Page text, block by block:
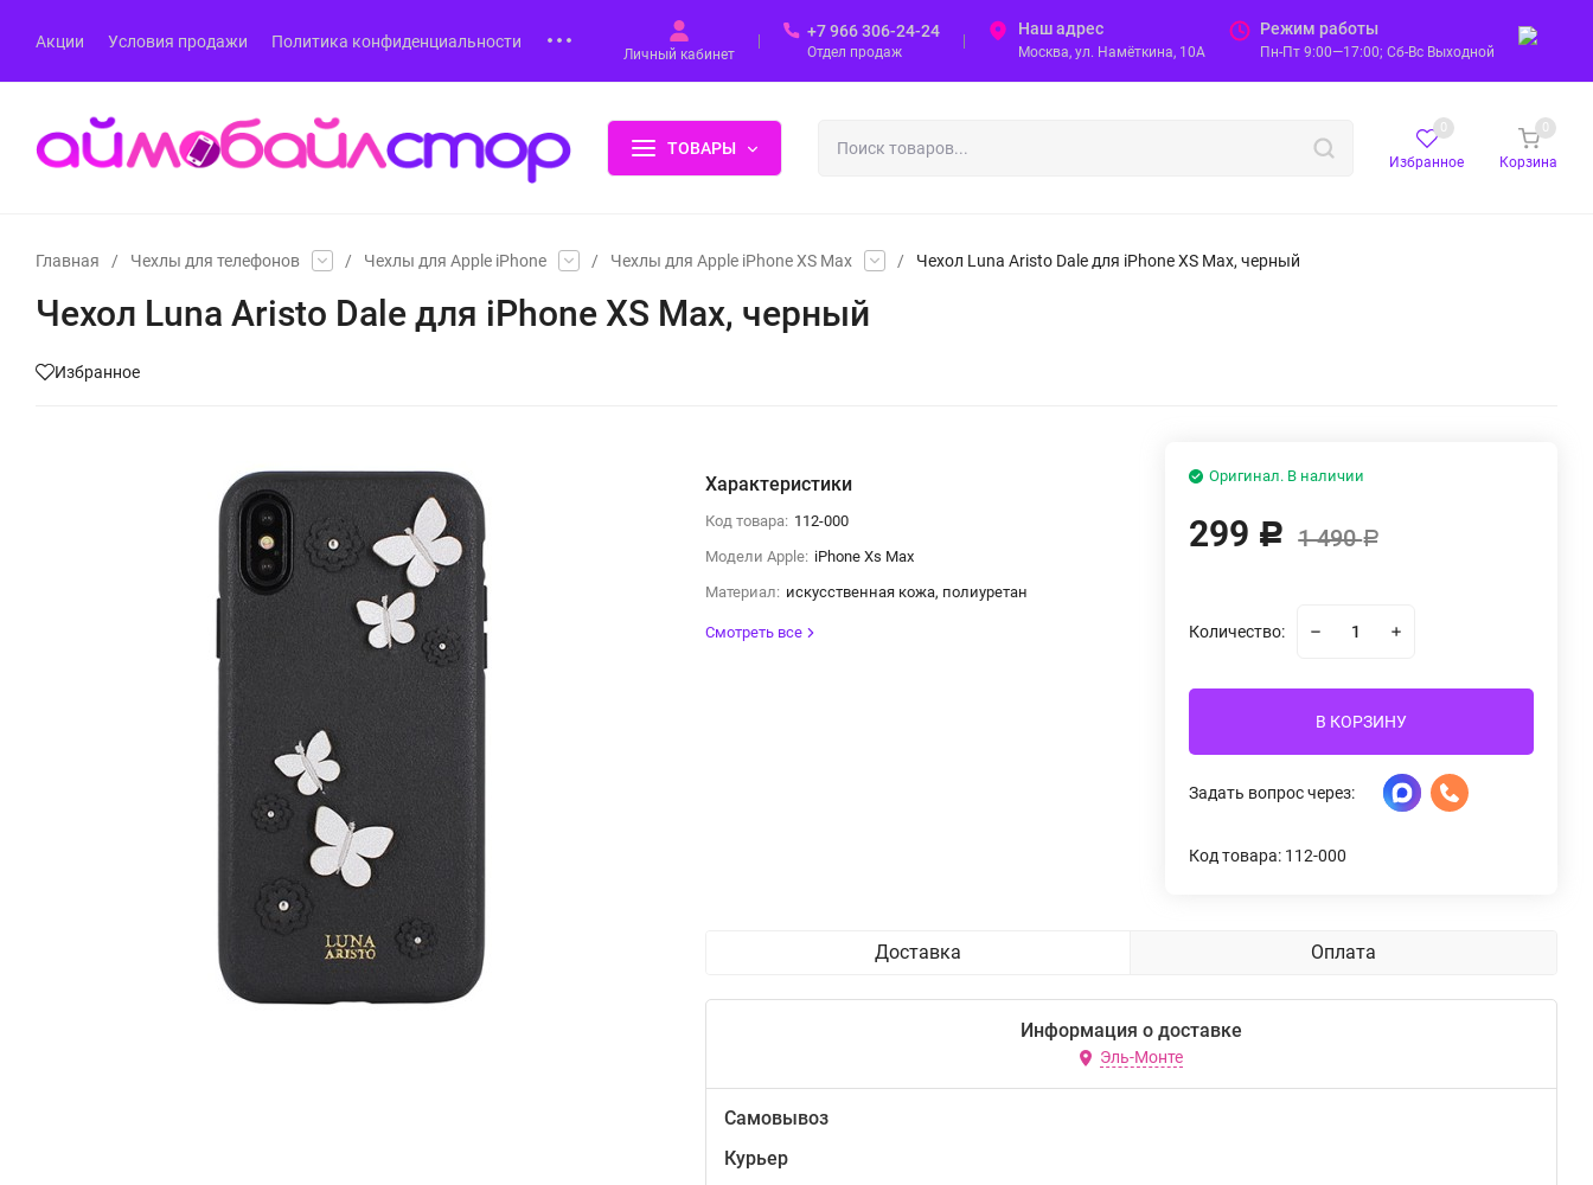
Акции Условия продажи Политика конфиденциальности
Личный кабинет
+7 966 306-24-24
Отдел продаж
Наш адрес
Москва, ул. Намёткина, 10А
Режим работы
Пн-Пт 9:00—17:00; Сб-Вс Выходной
ТОВАРЫ
Избранное
0
Корзина
0
Главная / Чехлы для телефонов / Чехлы для Apple iPhone / Чехлы для Apple iPhone XS Max / Чехол Luna Aristo Dale для iPhone XS Max, черный
Чехол Luna Aristo Dale для iPhone XS Max, черный
Избранное
Характеристики
Код товара: 112-000
Модели Apple: iPhone Xs Max
Материал: искусственная кожа, полиуретан
Смотреть все
Оригинал. В наличии
299 Р 1 490Р
Количество:
В КОРЗИНУ
Задать вопрос через:
Код товара: 112-000
Доставка Оплата
Информация о доставке
Эль-Монте
Самовывоз
Курьер